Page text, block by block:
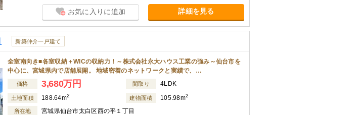
お気に入りに追加 詳細を見る
新築仲介一戸建て
全室南向き■各室収納＋WICの収納力！～株式会社永大ハウス工業の強み～仙台市を
中心に、宮城県内で店舗展開。 地域密着のネットワークと実績で、…
価格 3,680万円 間取り 4LDK
土地面積 188.64m2 建物面積 105.98m2
所在地 宮城県仙台市太白区西の平１丁目